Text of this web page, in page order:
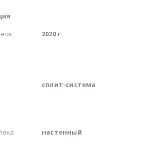
2020 г.
сплит-система
настенный